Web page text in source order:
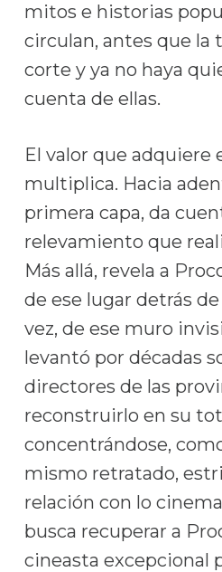
mitos e historias
circulan, antes que la
corte y ya no haya
cuenta de ellas.
El valor que adquiere
multiplica. Hacia
primera capa, da
relevamiento que
Más allá, revela a
de ese lugar detrás de
vez, de ese muro
levantó por décadas
directores de las
reconstruirlo en su
concentrándose,
mismo retratado,
relación con lo
busca recuperar a
cineasta excepcional